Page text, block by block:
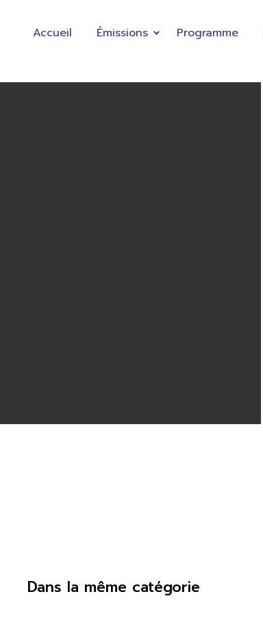
Accueil Émissions Programme
Dans la même catégorie